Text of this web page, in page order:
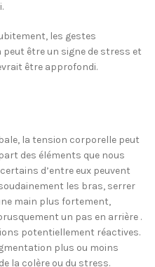
les gestes
être un signe de stress et
être approfondi.
la tension corporelle peut
des éléments que nous
d’entre eux peuvent
les bras, serrer
main plus fortement,
un pas en arrière .
potentiellement réactives.
plus ou moins
la colère ou du stress.